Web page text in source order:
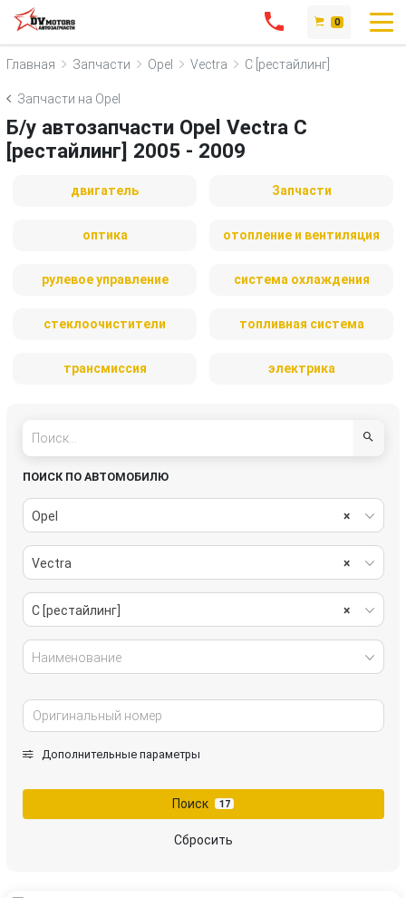
0
Главная Запчасти Opel Vectra C [рестайлинг]
Запчасти на Opel
Б/у автозапчасти Opel Vectra C
[рестайлинг] 2005 - 2009
двигатель Запчасти
оптика отопление и вентиляция
рулевое управление система охлаждения
стеклоочистители топливная система
трансмиссия электрика
ПОИСК ПО АВТОМОБИЛЮ
×
Opel
×
Vectra
×
C [рестайлинг]
Наименование
Дополнительные параметры
Поиск 17
Сбросить